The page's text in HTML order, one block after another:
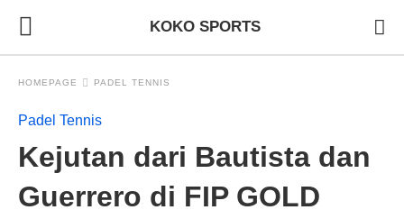
KOKO SPORTS
HOMEPAGE PADEL TENNIS
Padel Tennis
Kejutan dari Bautista dan
Guerrero di FIP GOLD